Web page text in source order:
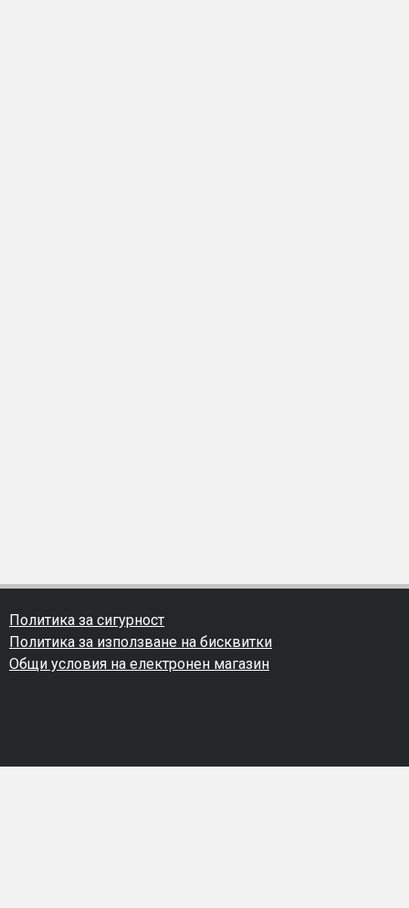
Политика за сигурност
Политика за използване на бисквитки
Общи условия на електронен магазин